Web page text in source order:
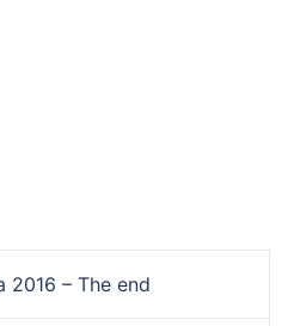
2016 – The end